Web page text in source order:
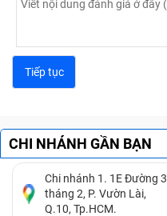
CHI NHÁNH GẦN BẠN
Chi nhánh 1. 1E Đường 3
tháng 2, P. Vườn Lài,
Q.10, Tp.HCM.